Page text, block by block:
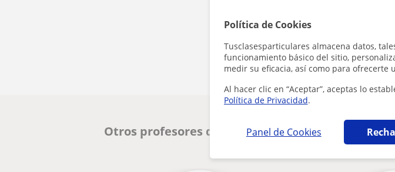
Política de Cookies
Tusclasesparticulares almacena datos,
funcionamiento básico del sitio,
medir su eficacia, así como para ofrecerte
Al hacer clic en “Aceptar”, aceptas lo
Política de Privacidad.
Panel de Cookies
¿Hay algún error en
Otros profesores de Matemáticas en Sevilla que